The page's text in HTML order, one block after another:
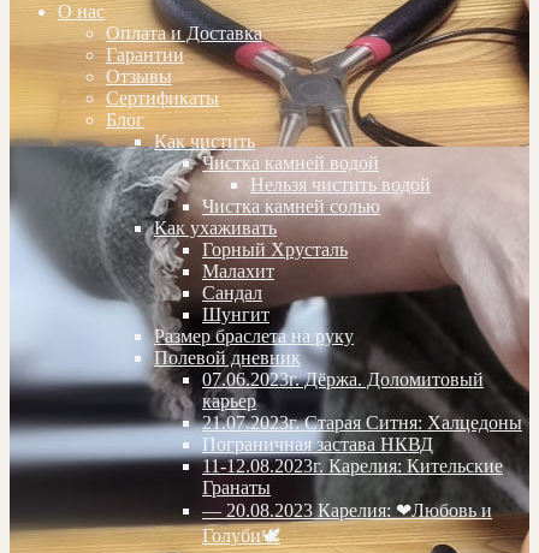
О нас
Оплата и Доставка
Гарантии
Отзывы
Сертификаты
Блог
Как чистить
Чистка камней водой
Нельзя чистить водой
Чистка камней солью
Как ухаживать
Горный Хрусталь
Малахит
Сандал
Шунгит
Размер браслета на руку
Полевой дневник
07.06.2023г. Дёржа. Доломитовый
карьер
21.07.2023г. Старая Ситня: Халцедоны
Пограничная застава НКВД
11-12.08.2023г. Карелия: Кительские
Гранаты
— 20.08.2023 Карелия: ❤Любовь и
Голуби🕊